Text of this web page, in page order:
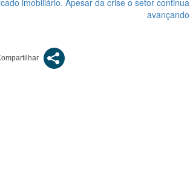
imobiliário. Apesar da crise o setor continua
avançando